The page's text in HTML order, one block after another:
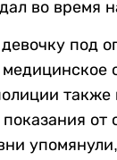
во время
под
медицинское
также
от